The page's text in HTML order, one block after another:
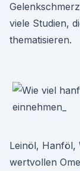
viele Studien,
thematisieren.
Leinöl, Hanföl,
wertvollen